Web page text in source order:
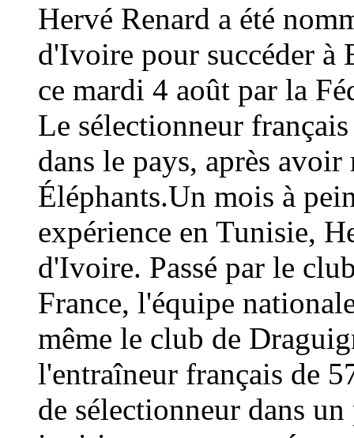
Hervé Renard a été
d'Ivoire pour succéder à
ce mardi 4 août par la
Le sélectionneur
dans le pays, après
Éléphants.Un mois à
expérience en Tunisie,
d'Ivoire. Passé par le
France, l'équipe
même le club de
l'entraîneur français de
de sélectionneur dans